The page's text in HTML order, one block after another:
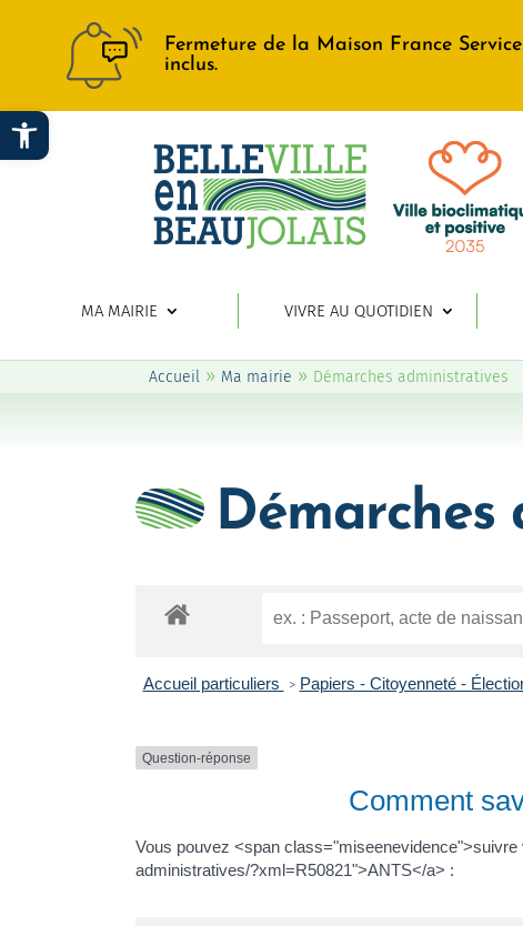
Ouvrir la barre d’outils
Fermeture de la Maison France
inclus.
MA MAIRIE VIVRE AU QUOTIDIEN
Accueil » Ma mairie » Démarches administratives
Démarches
Accueil particuliers > Papiers - Citoyenneté -
Question-réponse
Comment
Vous pouvez <span
administratives/?xml=R50821">ANTS</a> :